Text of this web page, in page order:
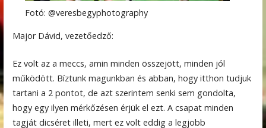
Fotó: @veresbegyphotography
Major Dávid, vezetőedző:
Ez volt az a meccs, amin minden összejött, minden jól
működött. Bíztunk magunkban és abban, hogy itthon tudjuk
tartani a 2 pontot, de azt szerintem senki sem gondolta,
hogy egy ilyen mérkőzésen érjük el ezt. A csapat minden
tagját dicséret illeti, mert ez volt eddig a legjobb